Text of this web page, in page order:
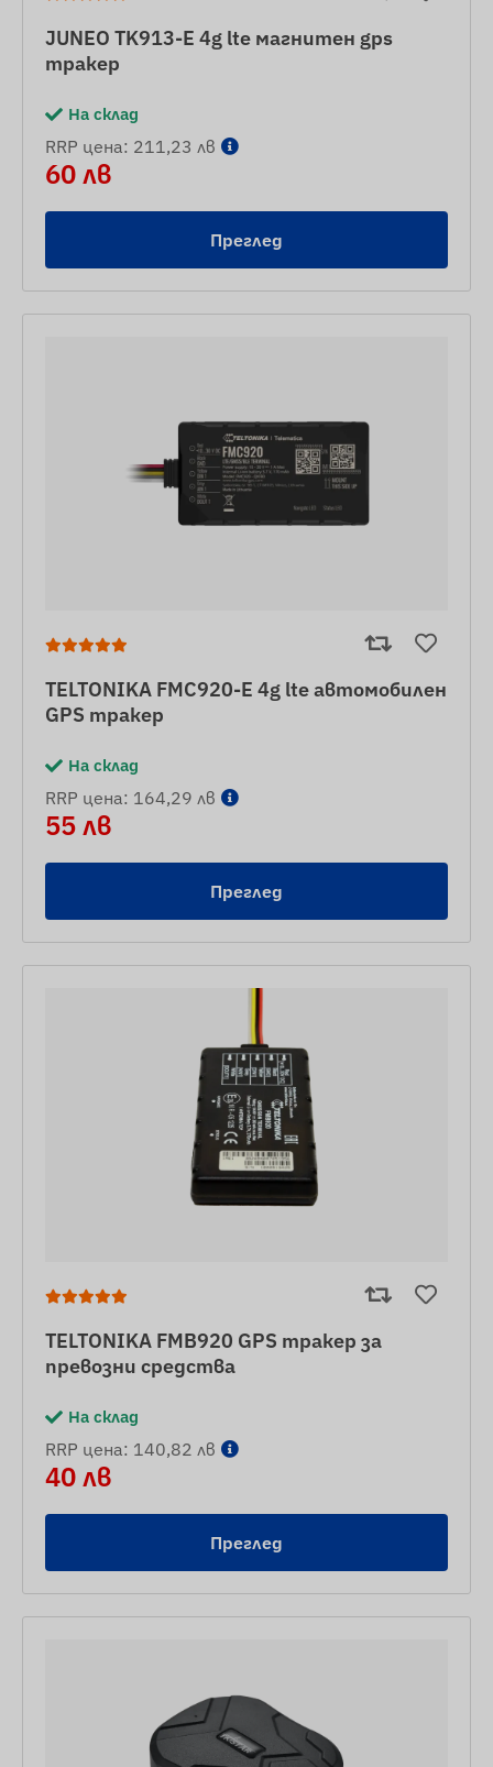
JUNEO TK913-E 4g lte магнитен gps
тракер
На склад
RRP цена: 211,23 лв
60 лв
Преглед
TELTONIKA FMC920-E 4g lte автомобилен
GPS тракер
На склад
RRP цена: 164,29 лв
55 лв
Преглед
TELTONIKA FMB920 GPS тракер за
превозни средства
На склад
RRP цена: 140,82 лв
40 лв
Преглед